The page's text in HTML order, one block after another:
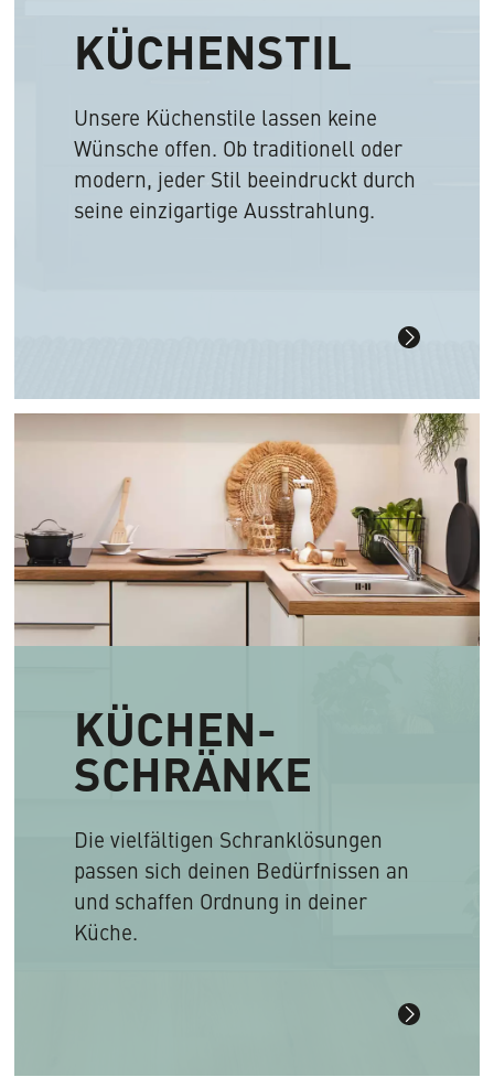
KÜCHENSTIL
Unsere Küchenstile lassen keine
Wünsche offen. Ob traditionell oder
modern, jeder Stil beeindruckt durch
seine einzigartige Ausstrahlung.
KÜCHEN-
SCHRÄNKE
Die vielfältigen Schranklösungen
passen sich deinen Bedürfnissen an
und schaffen Ordnung in deiner
Küche.